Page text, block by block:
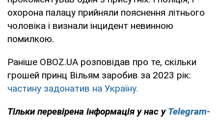
охорона палацу прийняли пояснення літнього
чоловіка і визнали інцидент невинною
помилкою.
Раніше OBOZ.UA розповідав про те, скільки
грошей принц Вільям заробив за 2023 рік:
частину задонатив на Україну.
Тільки перевірена інформація у нас у Telegram-